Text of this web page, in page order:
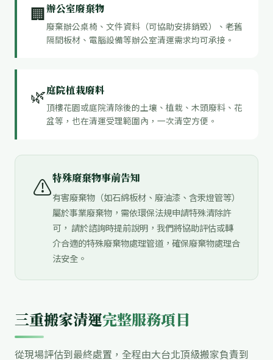
🏢辦公室廢棄物
廢棄辦公桌椅、文件資料（可協助安排銷毀）、老舊
隔間板材、電腦設備等辦公室清運需求均可承接。
🌿庭院植栽廢料
頂樓花園或庭院清除後的土壤、植栽、木頭廢料、花
盆等，也在清運受理範圍內，一次清空方便。
⚠️特殊廢棄物事前告知
有害廢棄物（如石綿板材、廢油漆、含汞燈管等）
屬於事業廢棄物，需依環保法規申請特殊清除許
可， 請於諮詢時提前說明，我們將協助評估或轉
介合適的特殊廢棄物處理管道，確保廢棄物處理合
法安全。
三重搬家清運完整服務項目
從現場評估到最終處置，全程由大台北頂級搬家負責到